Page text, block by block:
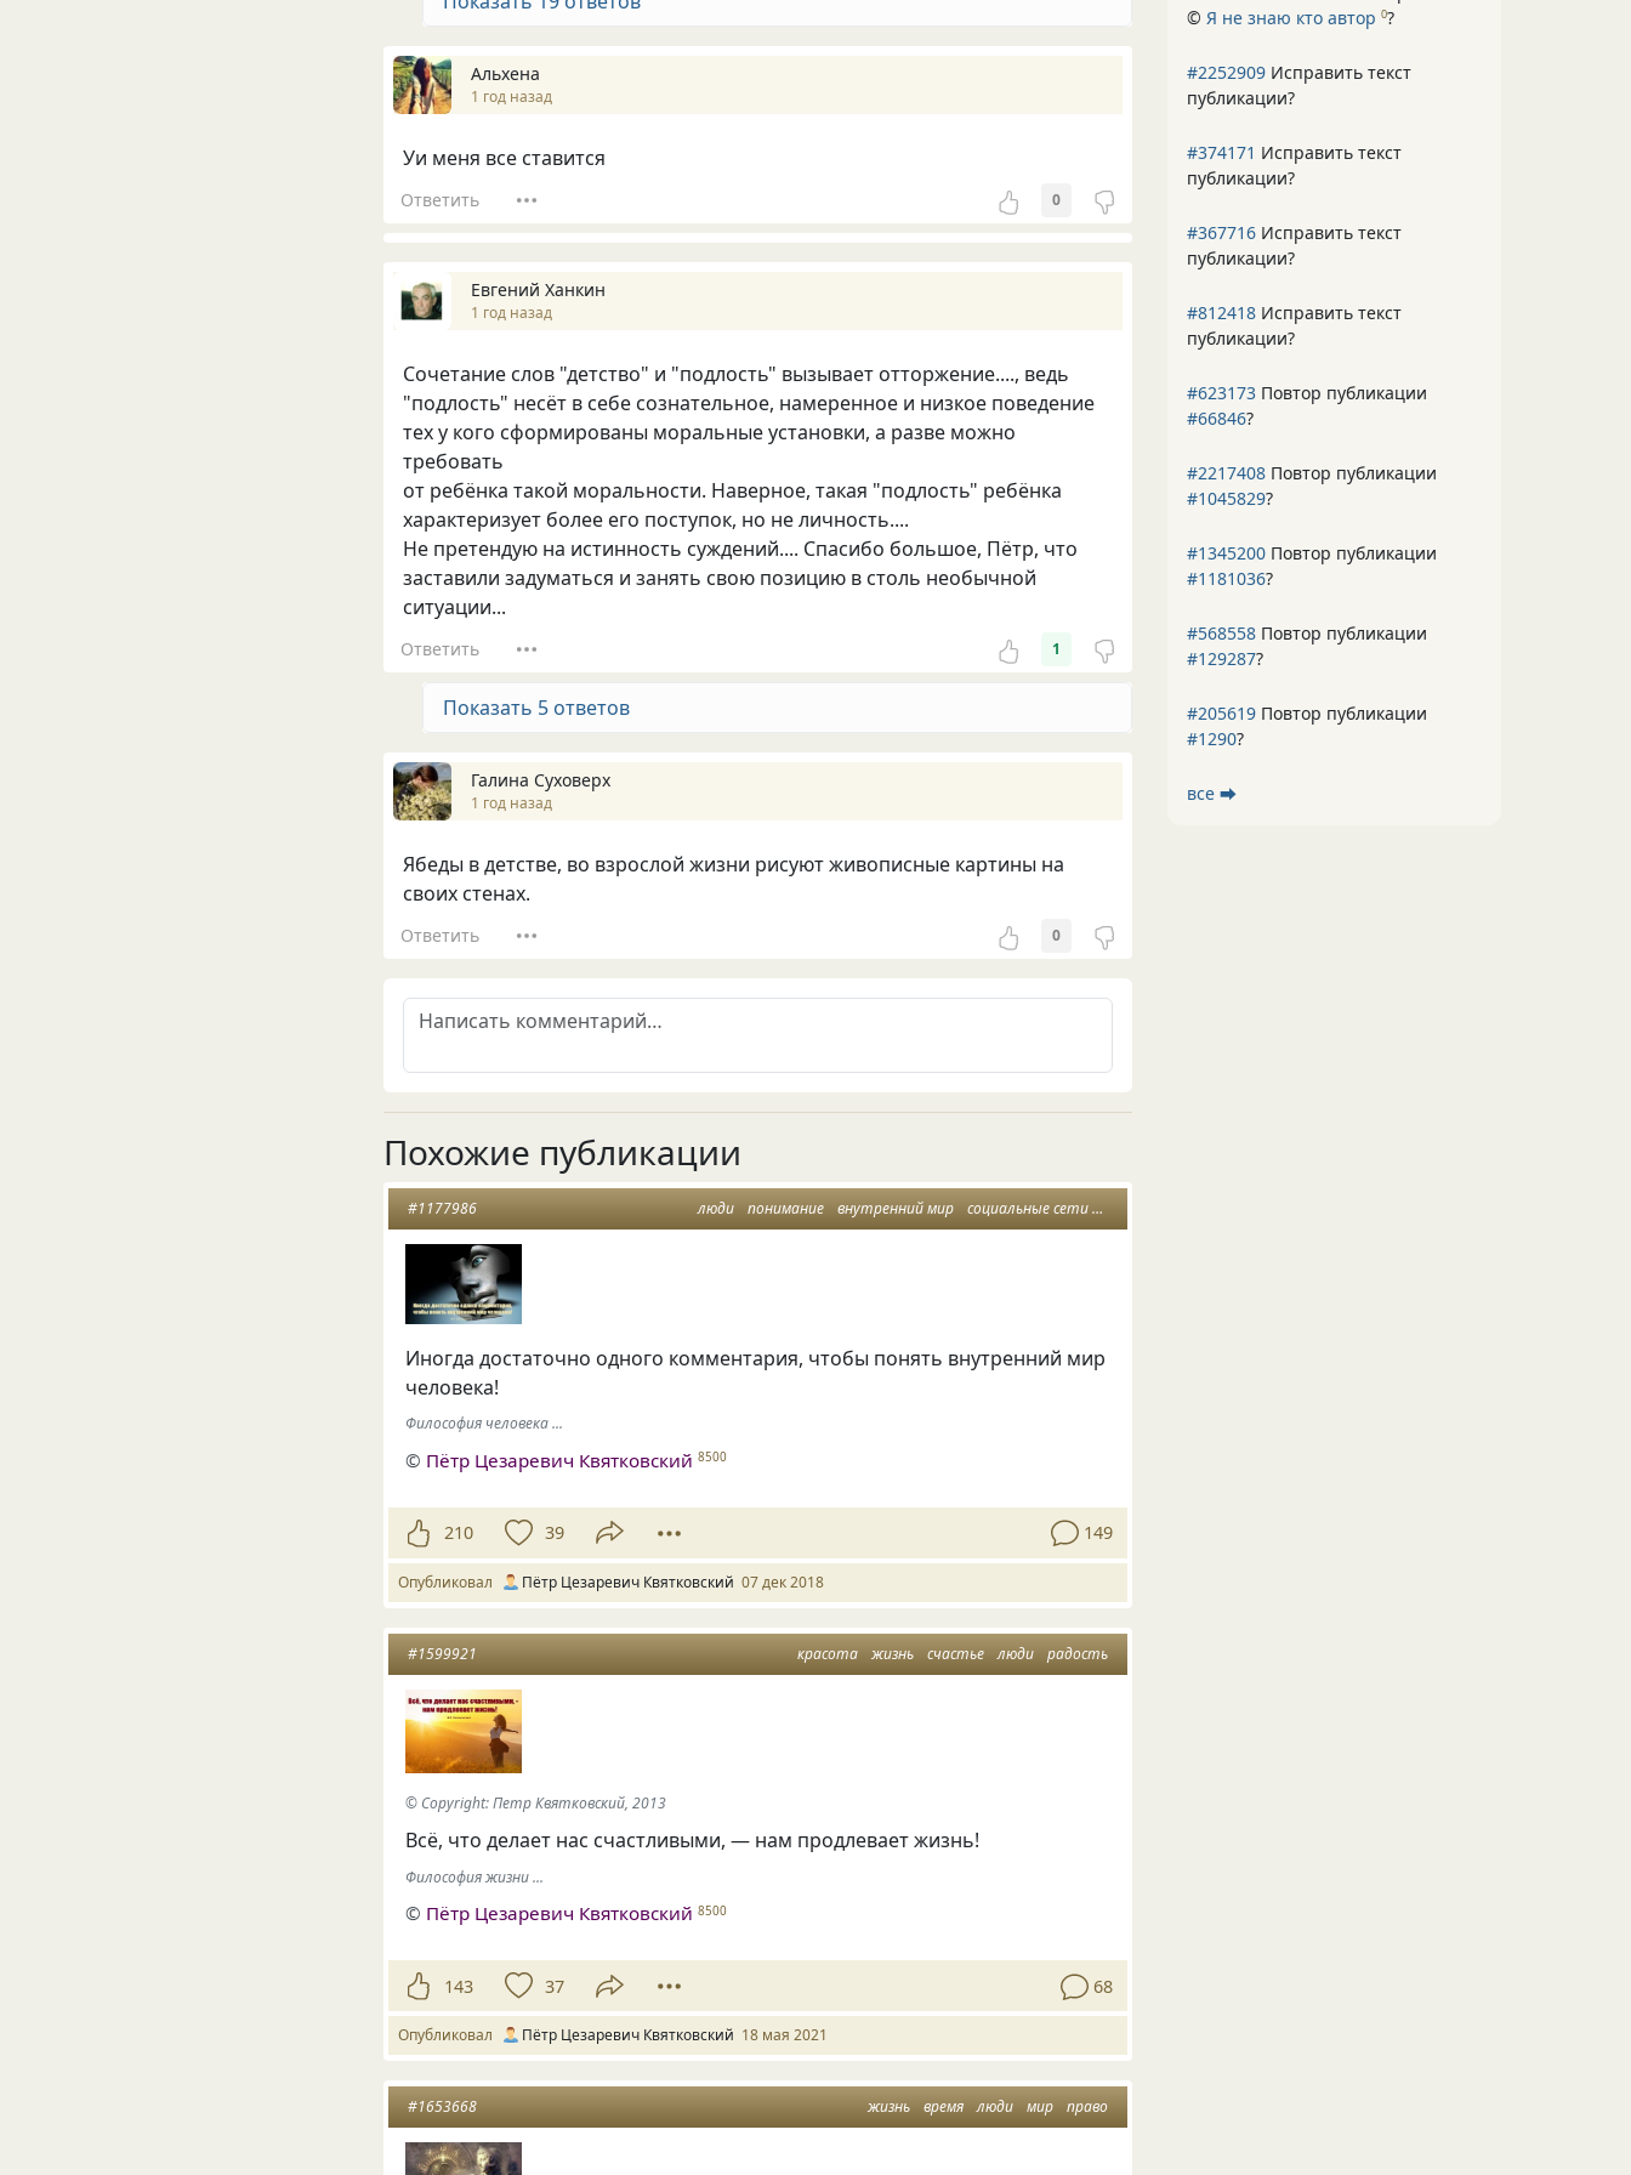
Альхена
1 год назад
Уи меня все ставится
Ответить 0
Евгений Ханкин
1 год назад
Сочетание слов "детство" и "подлость" вызывает отторжение...., ведь
"подлость" несёт в себе сознательное, намеренное и низкое поведение
тех у кого сформированы моральные установки, а разве можно
требовать
от ребёнка такой моральности. Наверное, такая "подлость" ребёнка
характеризует более его поступок, но не личность....
Не претендую на истинность суждений.... Спасибо большое, Пётр, что
заставили задуматься и занять свою позицию в столь необычной
ситуации...
Ответить 1
Показать 5 ответов
Галина Суховерх
1 год назад
Ябеды в детстве, во взрослой жизни рисуют живописные картины на
своих стенах.
Ответить 0
Похожие публикации
люди понимание внутренний мир социальные сети комментарий
#1177986
Иногда достаточно одного комментария, чтобы понять внутренний мир
человека!
Философия человека ...
© Пётр Цезаревич Квятковский 8500
210 39 149
Опубликовал Пётр Цезаревич Квятковский 07 дек 2018
красота жизнь счастье люди радость
#1599921
© Copyright: Петр Квятковский, 2013
Всё, что делает нас счастливыми, — нам продлевает жизнь!
Философия жизни ...
© Пётр Цезаревич Квятковский 8500
143 37 68
Опубликовал Пётр Цезаревич Квятковский 18 мая 2021
жизнь время люди мир право
#1653668
© Я не знаю кто автор 0?
#2252909 Исправить текст
публикации?
#374171 Исправить текст
публикации?
#367716 Исправить текст
публикации?
#812418 Исправить текст
публикации?
#623173 Повтор публикации
#66846?
#2217408 Повтор публикации
#1045829?
#1345200 Повтор публикации
#1181036?
#568558 Повтор публикации
#129287?
#205619 Повтор публикации
#1290?
все ⮕